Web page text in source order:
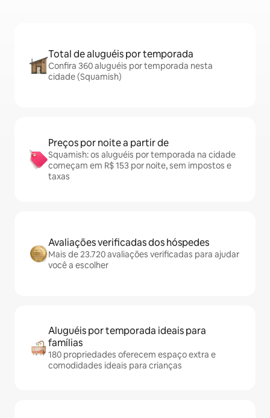
Total de aluguéis por temporada
Confira 360 aluguéis por temporada nesta
cidade (Squamish)
Preços por noite a partir de
Squamish: os aluguéis por temporada na cidade
começam em R$ 153 por noite, sem impostos e
taxas
Avaliações verificadas dos hóspedes
Mais de 23.720 avaliações verificadas para ajudar
você a escolher
Aluguéis por temporada ideais para
famílias
180 propriedades oferecem espaço extra e
comodidades ideais para crianças